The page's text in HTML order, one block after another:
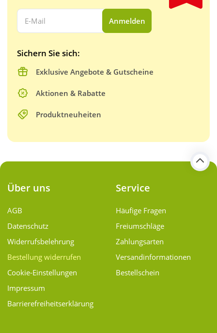
Ihre E-Mail Adresse:
Anmelden
Sichern Sie sich:
Exklusive Angebote & Gutscheine
Aktionen & Rabatte
Produktneuheiten
Über uns
AGB
Datenschutz
Widerrufsbelehrung
Bestellung widerrufen
Cookie-Einstellungen
Impressum
Barrierefreiheitserklärung
Service
Häufige Fragen
Freiumschläge
Zahlungsarten
Versand­informationen
Bestellschein